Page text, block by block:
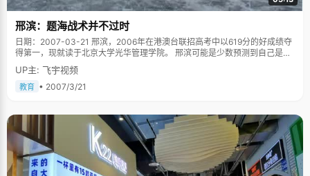
邢滨：题海战术并不过时
日期：2007-03-21 邢滨，2006年在港澳台联招高考中以619分的好成绩夺
得第一，现就读于北京大学光华管理学院。 邢滨可能是少数预测到自己是第
一的状元之一，他说，在考完试之后，自己又做了前几年的真题，分数与当
年的第一名差不多，甚至更高，第一的念头闪过脑海，但是真正得知自己是
第一的时候，邢滨内心还是忍不住惊喜了一下。 高中是一个人斗争 港澳台联
那边的考题，比内地的复杂得多，比如语文，题目比较怪，注重知识的积
累，一些内地不会考的知识点也会考，所以我复习的范围要广很多，还有数
学，一些在大学才会教的知识都会涉及，尤其是英语，因为香港那边都是英
语教学，所以比内地难很多。&quot;学着内地学校的教材，却要参加这样的
考试，这就意味着邢滨要花比别人更多的时间来学习更多的内容。 &quot;没
UP主: 飞宇视频
教育 • 2007/3/21